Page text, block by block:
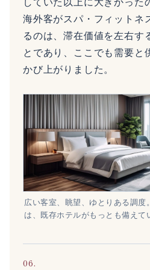
海外客がスパ・フィットネ
るのは、滞在価値を左右す
とであり、ここでも需要と
かび上がりました。
広い客室、眺望、ゆとりある調度
は、既存ホテルがもっとも備えて
06.